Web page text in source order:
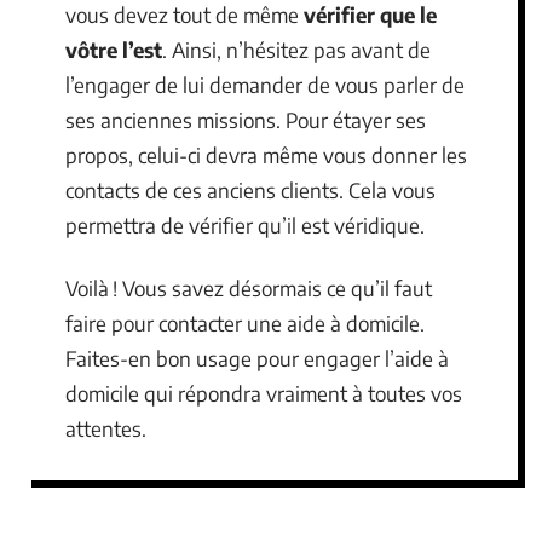
vous devez tout de même vérifier que le
vôtre l’est. Ainsi, n’hésitez pas avant de
l’engager de lui demander de vous parler de
ses anciennes missions. Pour étayer ses
propos, celui-ci devra même vous donner les
contacts de ces anciens clients. Cela vous
permettra de vérifier qu’il est véridique.
Voilà ! Vous savez désormais ce qu’il faut
faire pour contacter une aide à domicile.
Faites-en bon usage pour engager l’aide à
domicile qui répondra vraiment à toutes vos
attentes.